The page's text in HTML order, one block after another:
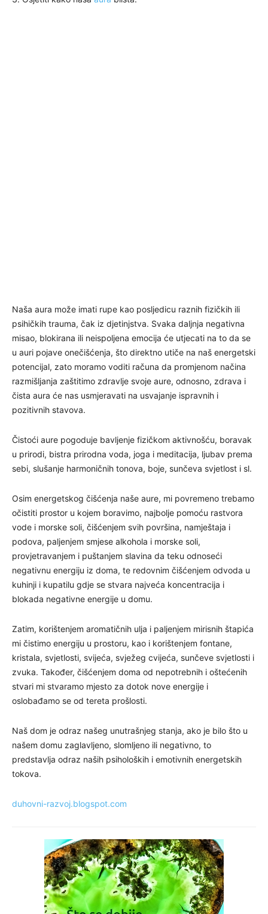
Naša aura može imati rupe kao posljedicu raznih fizičkih ili
psihičkih trauma, čak iz djetinjstva. Svaka daljnja negativna
misao, blokirana ili neispoljena emocija će utjecati na to da se
u auri pojave onečišćenja, što direktno utiče na naš energetski
potencijal, zato moramo voditi računa da promjenom načina
razmišljanja zaštitimo zdravlje svoje aure, odnosno, zdrava i
čista aura će nas usmjeravati na usvajanje ispravnih i
pozitivnih stavova.
Čistoći aure pogoduje bavljenje fizičkom aktivnošću, boravak
u prirodi, bistra prirodna voda, joga i meditacija, ljubav prema
sebi, slušanje harmoničnih tonova, boje, sunčeva svjetlost i sl.
Osim energetskog čišćenja naše aure, mi povremeno trebamo
očistiti prostor u kojem boravimo, najbolje pomoću rastvora
vode i morske soli, čišćenjem svih površina, namještaja i
podova, paljenjem smjese alkohola i morske soli,
provjetravanjem i puštanjem slavina da teku odnoseći
negativnu energiju iz doma, te redovnim čišćenjem odvoda u
kuhinji i kupatilu gdje se stvara najveća koncentracija i
blokada negativne energije u domu.
Zatim, korištenjem aromatičnih ulja i paljenjem mirisnih štapića
mi čistimo energiju u prostoru, kao i korištenjem fontane,
kristala, svjetlosti, svijeća, svježeg cvijeća, sunčeve svjetlosti i
zvuka. Također, čišćenjem doma od nepotrebnih i oštećenih
stvari mi stvaramo mjesto za dotok nove energije i
oslobađamo se od tereta prošlosti.
Naš dom je odraz našeg unutrašnjeg stanja, ako je bilo što u
našem domu zaglavljeno, slomljeno ili negativno, to
predstavlja odraz naših psiholoških i emotivnih energetskih
tokova.
duhovni-razvoj.blogspot.com